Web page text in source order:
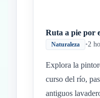
Ruta a pie por
Naturaleza •2
Explora la
curso del río,
antiguos